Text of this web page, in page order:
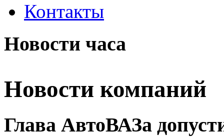
Контакты
Новости часа
Новости компаний
Глава АвтоВАЗа